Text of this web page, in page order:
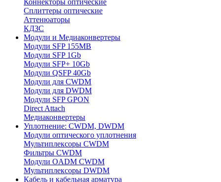
Сплиттеры оптические
Аттенюаторы
КДЗС
Модули и Медиаконвертеры
Модули SFP 155MB
Модули SFP 1Gb
Модули SFP+ 10Gb
Модули QSFP 40Gb
Модули для CWDM
Модули для DWDM
Модули SFP GPON
Direct Attach
Медиаконвертеры
Уплотнение: CWDM, DWDM
Модули оптического уплотнения
Мультиплексоры CWDM
Фильтры CWDM
Модули OADM CWDM
Мультиплексоры DWDM
Кабель и кабельная арматура